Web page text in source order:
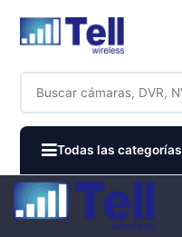
Todas las categorías